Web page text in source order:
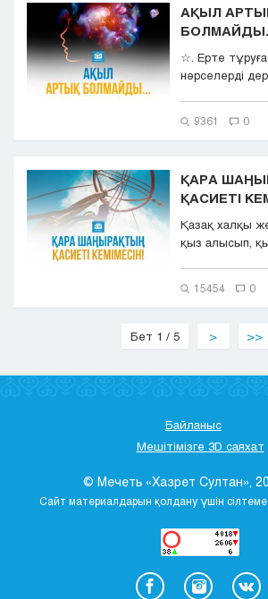
АҚЫЛ
☆. Ерте
нәрселерді
9361 0
ҚАРА
ҚАСИЕТІ
Қазақ халқы
қыз алысып,
15454 0
Бет 1 / 5 > >>
Байланыс
Мешітімізге 3D саяхат
© Мечеть «Хазрет Султан»,
Сайт материалдарын қолдану үшін сілтеме